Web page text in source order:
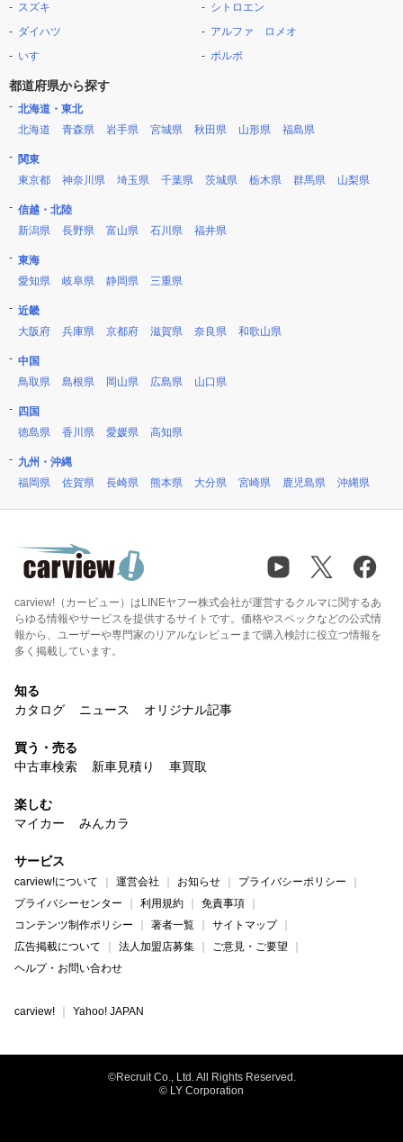
スズキ
ダイハツ
いすゞ
シトロエン
アルファ ロメオ
ボルボ
都道府県から探す
北海道・東北
北海道
青森県 岩手県 宮城県 秋田県 山形県 福島県
関東
東京都
神奈川県 埼玉県 千葉県 茨城県 栃木県 群馬県 山梨県
信越・北陸
新潟県
長野県 富山県 石川県 福井県
東海
愛知県
岐阜県 静岡県 三重県
近畿
大阪府
兵庫県 京都府 滋賀県 奈良県 和歌山県
中国
鳥取県
島根県 岡山県 広島県 山口県
四国
徳島県
香川県 愛媛県 高知県
九州・沖縄
福岡県
佐賀県 長崎県 熊本県 大分県 宮崎県 鹿児島県 沖縄県
carview!（カービュー）はLINEヤフー株式会社が運営するクルマに関するあ
らゆる情報やサービスを提供するサイトです。価格やスペックなどの公式情
報から、ユーザーや専門家のリアルなレビューまで購入検討に役立つ情報を
多く掲載しています。
知る
カタログ
ニュース オリジナル記事
買う・売る
中古車検索
新車見積り 車買取
楽しむ
マイカー
みんカラ
サービス
carview!について 運営会社 お知らせ
プライバシーポリシー
プライバシーセンター
利用規約
免責事項
コンテンツ制作ポリシー
著者一覧
サイトマップ
広告掲載について
法人加盟店募集
ご意見・ご要望
ヘルプ・お問い合わせ
carview! Yahoo! JAPAN
©Recruit Co., Ltd. All Rights Reserved.
© LY Corporation